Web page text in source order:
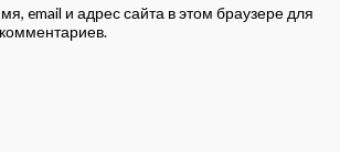
email и адрес сайта в этом браузере для